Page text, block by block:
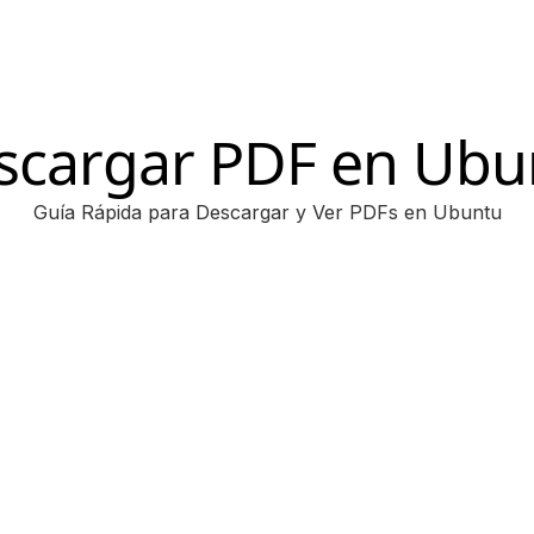
PDF en
Guía Rápida para Descargar y Ver PDFs en Ubuntu